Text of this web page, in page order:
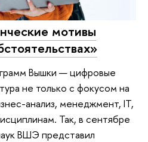
мотивы
Вышки — цифровые
не только с фокусом на
анализ, менеджмент, IT,
Так, в сентябре
ВШЭ представил